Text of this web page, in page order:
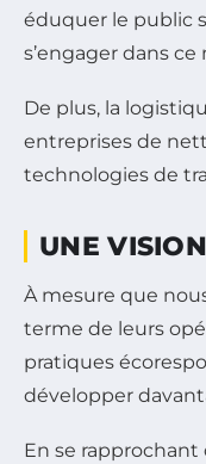
éduquer le public
s’engager dans
De plus, la
entreprises de
technologies de
UNE
À mesure que
terme de leurs
pratiques
développer
En se